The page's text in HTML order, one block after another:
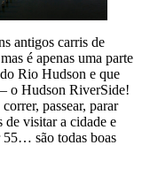
antigos carris de
é apenas uma parte
Rio Hudson e que
o Hudson RiverSide!
passear, parar
de visitar a cidade e
55… são todas boas